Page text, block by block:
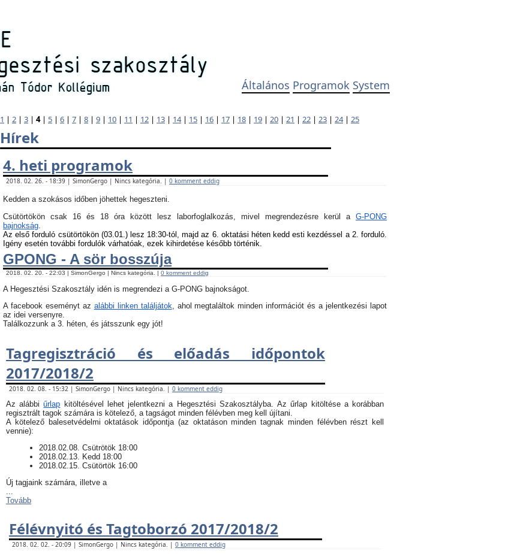
Általános Programok System
1 | 2 | 3 | 4| 5 | 6 | 7 | 8 | 9 | 10 | 11 | 12 | 13 | 14| 15 | 16 | 17 | 18 | 19 | 20 | 21 | 22 | 23 | 24| 25
Hírek
4. heti programok
2018. 02. 26. - 18:39 | SimonGergo | Nincs kategória. | 0 komment eddig
Kedden a szokásos időben jöhettek hegeszteni.
Csütörtökön csak 16 és 18 óra között lesz laborfoglalkozás, mivel megrendezésre kerül a G-PONG
bajnokság.
Az első forduló csütörtökön (03.01.) lesz 18:30-tól, majd az 6. oktatási héten kedd esti kezdéssel a 2. forduló.
Igény esetén további fordulók várhatóak, ezek kihirdetése később történik.
GPONG - A sör bosszúja
2018. 02. 20. - 22:03 | SimonGergo | Nincs kategória. | 0 komment eddig
A Hegesztési Szakosztály idén is megrendezi a G-PONG bajnokságot.
A facebook eseményt az alábbi linken találjátok , ahol megtaláltok minden információt és a jelentkezési lapot
az idei versenyre.
Találkozzunk a 3. héten, és játsszunk egy jót!
Tagregisztráció és előadás időpontok
2017/2018/2
2018. 02. 08. - 15:32 | SimonGergo | Nincs kategória. | 0 komment eddig
Az alábbiűrlap kitöltésével lehet jelentkezni a Hegesztési Szakosztályba. Az űrlap kitöltése a korábban
regisztrált tagok számára is kötelező, a tagságot minden félévben meg kell újítani.
​A kötelező balesetvédelmi oktatások időpontja (az oktatáson minden tagnak minden félévben részt kell
vennie):
​2018.02.08. Csütrötök 18:00
2018.02.13. Kedd 18:00
2018.02.15. Csütörtök 16:00
Új tagjaink számára, illetve a
Tovább
Félévnyitó és Tagtoborzó 2017/2018/2
2018. 02. 02. - 20:09 | SimonGergo | Nincs kategória. | 0 komment eddig